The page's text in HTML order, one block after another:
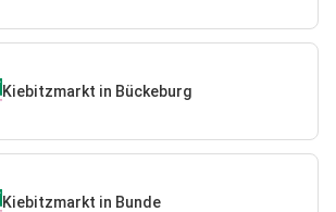
Kiebitzmarkt in Bückeburg
Kiebitzmarkt in Bunde